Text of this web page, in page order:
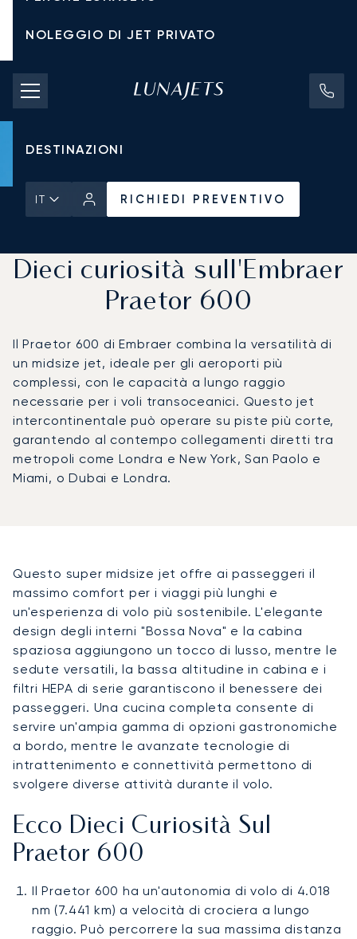
NOLEGGIO DI JET PRIVATO
TARIFFE DI NOLEGGIO
JET PRIVATI
DESTINAZIONI
IT
RICHIEDI PREVENTIVO
RICHIEDI PREVENTIVO
Dieci curiosità sull'Embraer
Praetor 600
Il Praetor 600 di Embraer combina la versatilità di
un midsize jet, ideale per gli aeroporti più
complessi, con le capacità a lungo raggio
necessarie per i voli transoceanici. Questo jet
intercontinentale può operare su piste più corte,
garantendo al contempo collegamenti diretti tra
metropoli come Londra e New York, San Paolo e
Miami, o Dubai e Londra.
Questo super midsize jet offre ai passeggeri il
massimo comfort per i viaggi più lunghi e
un'esperienza di volo più sostenibile. L'elegante
design degli interni "Bossa Nova" e la cabina
spaziosa aggiungono un tocco di lusso, mentre le
sedute versatili, la bassa altitudine in cabina e i
filtri HEPA di serie garantiscono il benessere dei
passeggeri. Una cucina completa consente di
servire un'ampia gamma di opzioni gastronomiche
a bordo, mentre le avanzate tecnologie di
intrattenimento e connettività permettono di
svolgere diverse attività durante il volo.
Ecco Dieci Curiosità Sul
Praetor 600
Il Praetor 600 ha un'autonomia di volo di 4.018
nm (7.441 km) a velocità di crociera a lungo
raggio. Può percorrere la sua massima distanza